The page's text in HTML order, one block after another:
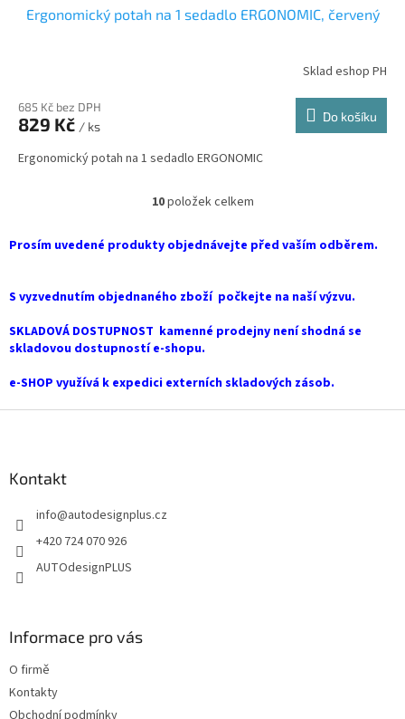
Ergonomický potah na 1 sedadlo ERGONOMIC, červený
Sklad eshop PH
685 Kč bez DPH
829 Kč / ks
Do košíku
Ergonomický potah na 1 sedadlo ERGONOMIC
O
l
a
í
p
v
y
10položek celkem
Prosím uvedené produkty objednávejte před vaším odběrem.
S vyzvednutím objednaného zboží počkejte na naší výzvu.
SKLADOVÁ DOSTUPNOST kamenné prodejny není shodná se
skladovou dostupností e-shopu.
e-SHOP využívá k expedici externích skladových zásob.
Kontakt
info@autodesignplus.cz
+420 724 070 926
AUTOdesignPLUS
Informace pro vás
O firmě
Kontakty